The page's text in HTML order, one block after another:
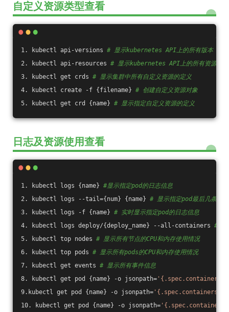
自定义资源类型查看
1. kubectl api-versions # 显示kubernetes API上的所有版本
2. kubectl api-resources # 显示kubernetes API上的所有资源
3. kubectl get crds # 显示集群中所有自定义资源的定义
4. kubectl create -f {filename} # 创建自定义资源对象
5. kubectl get crd {name} # 显示指定自定义资源的定义
日志及资源使用查看
1. kubectl logs {name} #显示指定pod的日志信息
2. kubectl logs --tail={num} {name} # 显示指定pod最后几条日
3. kubectl logs -f {name} # 实时显示指定pod的日志信息
4. kubectl logs deploy/{deploy_name} --all-containers #查
5. kubectl top nodes # 显示所有节点的CPU和内存使用情况
6. kubectl top pods # 显示所有pods的CPU和内存使用情况
7. kubectl get events # 显示所有事件信息
8. kubectl get pod {name} -o jsonpath=
9.kubectl get pod {name} -o jsonpath=
10. kubectl get pod {name} -o jsonpath=